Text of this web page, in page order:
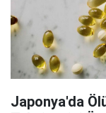
Japonya'da